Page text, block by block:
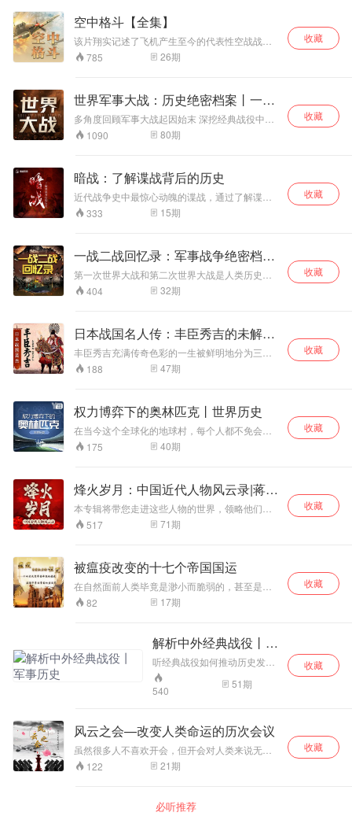
主要描述了男主人
公金明的坎坷人生
之路。从少年到中
年的传奇成长经
历。以淳朴逼真的
将人世间的善、
恶、美、丑依一展
现。 届时，五位一
直被民间热传的五
大圣身，将汇聚本
东北。 本书立志于
教育人、感化人，
崇尚正义、反对邪
恶。以寓教于乐于
讲述。 那么金明又
和五家身圣有何渊
源呢？欲知后事如
何，听我慢慢道来
树林地，弯弯曲曲
的通往县城。另外
一条，在村西南，
途径两座山连接处
长满了大大小小、
老老少少的柳树，
所以叫“柳树沟”。
相传柳树沟是个乱
葬岗，经常发生一
的事，所以很少有
人从这里走，除了
一些年纪大的人以
外，几乎没人知道
人家，分为上下两
个生产队，西边
的，是下生产队，
我们通常叫“下
包的最多，是大
户。而我们家住在
东边的“上队”，大
多都姓刘，也基本
篇，涵盖宇宙、人
生、道德、政治等
诸多方面。本专辑
师，以其深厚的学
识与丰富的人生感
悟及处世哲学，带
出发，探讨为何要
学习《道德经》。
会 “非淡泊无以明
志” 的境界，感受
“得道者无烦恼” 的
三观” 的内涵，品
味 “上善若水” 的魅
力。
空中格斗【全集】
该片翔实记述了飞机产生至今的代表性空战战
例，每个片段独立成章，各是别开生面的精彩故
事，它们共同勾勒出世界空战史的轮廓。由于各
空战史也必然折射出科技进步的历程。本片全部
由战史电影文献构成，其中不乏外军最近解密的
档案资料。
785 26期
收藏
世界军事大战：历史绝密档案丨一战
二战
多角度回顾军事大战起因始末 深挖经典战役中历
史谜团，揭开未被披露的内幕真相 一战二战深刻
地改变了人类历史，先后有60个国家和地区、20
斯战争。其中太平洋战争更是让日本失去自1894
年以来所有侵略的土地，并受美军的军事管制，
日后成了美国冷战的亚洲根据地。 【准备好了
吗？】一场引人入胜、令人称奇的世界军事大战
探索正式展开，在充足的史实佐证和严密分析
那一段段惊心动魄的战争往事，回放这段血与
泪、罪与罚、生与死交织的悲剧历史，一卷卷悲
壮惨烈的战争素描！重温那段血与火的岁月，全
景再现20世纪那两场血泪与生死交织的空前军事
1090 80期
收藏
暗战：了解谍战背后的历史
近代战争史中最惊心动魄的谍战，通过了解谍战
背后的历史，了解隐藏在正史之外的秘密。 它们
是比电影还有惊心动魄的历史，是真实的碟中
333 15期
收藏
一战二战回忆录：军事战争绝密档案|
未解之谜
第一次世界大战和第二次世界大战是人类历史上
最具有影响力的两场战争，它们的影响深远，不
仅改变了当时的世界格局，而且对世界的政治、
好走进一战二战了吗?】“一战”后格局埋下隐患，
经济危机直接引发战争;德意日对外扩张引发“二
战”，战争规模迅速席卷全球;最后反法斯西同盟建
立，1941 年后战争局势逆转，轴心国陷入劣势。
本专辑完整重现一战二战那段惊心动魄的战争往
发，努力搜寻历史的蛛丝马迹，为大家呈现不一
样的军事战争血泪画卷，更深入地分析细节，反
思人类的生存与发展、战争与和平！
404 32期
收藏
日本战国名人传：丰臣秀吉的未解之
谜
丰臣秀吉充满传奇色彩的一生被鲜明地分为三个
阶段，出身贫贱但天资聪慧，他是被人呼来喝去
的“猴子”。他是普通农民之子，给信长牵马坠镫，
味儿十足的“藤吉郎”。人生转折点，日本战国时代
的英雄史诗之作；在信长死后，他如同打通了任
督二脉，诛明智、灭柴田、降德川、平本条。身
为一介武夫的他，竟能成为文臣领袖关白，获得
天皇赐姓丰臣后封为太阁！并在群雄争霸的战国
明。狂悖雄心竟想豪取天下，因果有轮回，此举
加速断送了他原本就不稳固的丰臣政权，最终抱
憾而亡。
188 47期
收藏
权力博弈下的奥林匹克丨世界历史
在当今这个全球化的地球村，每个人都不免会受
到世界政治的影响 但是许多人都苦于世界政治太
过复杂难以入手，不如从一场场奥运会入手 本专
速地了解世界政治格局。 现代奥林匹克运动会自
1896年至今，一共被取消过三次 分别是1916
年、1940年和1944年 而这三次奥运会的取消都
是由于世界大战导致的。 雅典的衰落与古代奥运
的没落？ 柏拉图，亚里士多德与奥运会有什么关
运动，以及大国在背后的布局策略 凡尔赛体系的
建立与奥运会有什么关系？ 本专辑将奥运会作为
观察世界政治局势的入口，配合历史上经典的案
例解说，以独特的体育视角带领你观察世界政治
175 40期
收藏
烽火岁月：中国近代人物风云录|蒋介
石
本专辑将带您走进这些人物的世界，领略他们的
传奇历程。从孙立人到廖耀湘，从戴笠到蒋介
石，每一位人物的故事都充满了戏剧性与历史厚
刻的讲述，一同穿越时空，去感受这些人物的智
慧与谋略，去体会他们的抱负与挣扎。在历史的
风云变幻中汲取经验教训，塑造更加理性深邃的
历史观。
517 71期
收藏
被瘟疫改变的十七个帝国国运
在自然面前人类毕竟是渺小而脆弱的，甚至是那
些大帝国也是如此。而打败这些庞大政治实体，
强大国家机器的，有时并不是山摇地动的洪水地
双手触摸不到的细菌与病毒。当然，还有一个大
家更为熟悉的名词：瘟疫。
82 17期
收藏
解析中外经典战役丨军
事历史
听经典战役如何推动历史发展
轨迹 纵观历史，全球发生过无
数大小战争，这些经典战役推
动着时代的进程。 在这些空前
出，正义与邪恶在硝烟中短兵
相碰。 通过这些战役来回顾过
去，我们不仅可以解读人类历
史，看出战争与人类的文明发
展是相伴相生的，而且可以通
史，重温不同时期所发生的一
幕幕惊心动魄的历史时刻，从
540 51期
收藏
风云之会—改变人类命运的历次会议
虽然很多人不喜欢开会，但开会对人类来说无疑
是一件十分重要的事情。自从人类有了语言，有
了交流的必要之后，开会便成为了人类日常生活
是由无数无数的会议连接而成的。一场会议，一
场交谈，在不经意间就会深刻地改变世界的面
122 21期
收藏
必听推荐